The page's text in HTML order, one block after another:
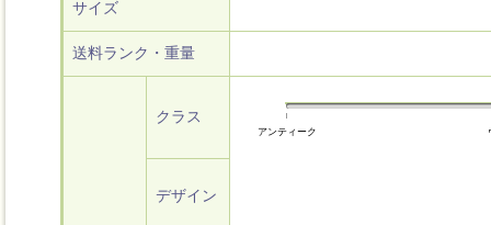
サイズ
送料ランク・重量
クラス
アンティーク
デザイン